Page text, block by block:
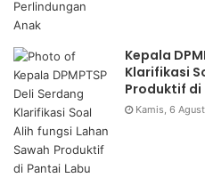
Kepala
Klarifikasi
Produktif di
Kamis, 6